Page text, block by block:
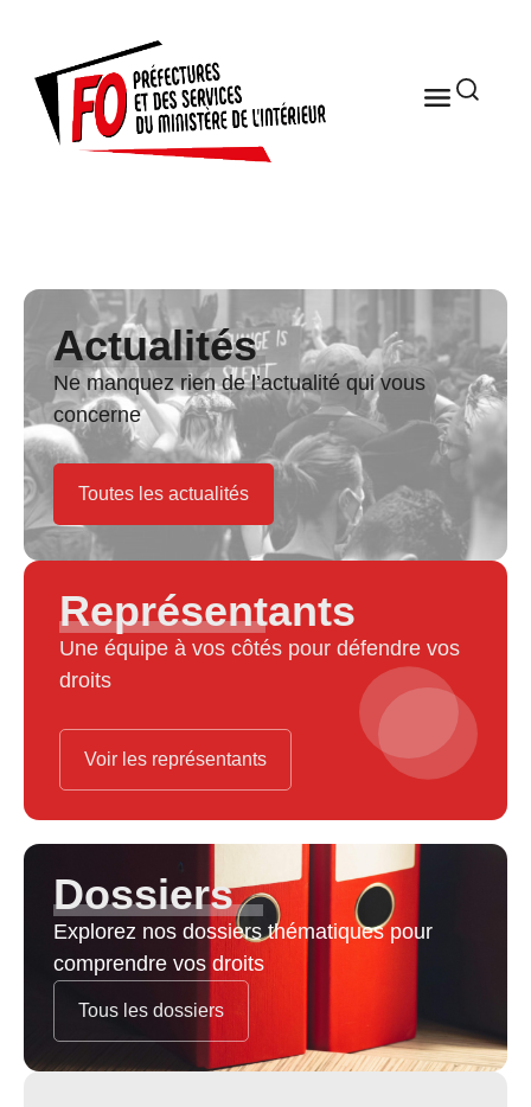
Actualités
Ne manquez rien de l’actualité qui vous
concerne
Toutes les actualités
Représentants
Une équipe à vos côtés pour défendre vos
droits
Voir les représentants
Dossiers
Explorez nos dossiers thématiques pour
comprendre vos droits
Tous les dossiers